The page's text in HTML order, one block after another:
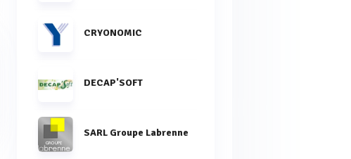
CRYONOMIC
DECAP'SOFT
SARL Groupe Labrenne